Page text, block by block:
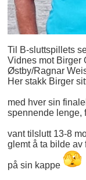
Til B-sluttspillets
Vidnes mot Birger
Østby/Ragnar
Her stakk Birger
med hver sin
spennende lenge,
vant tilslutt 13-8
glemt å ta bilde av
på sin kappe